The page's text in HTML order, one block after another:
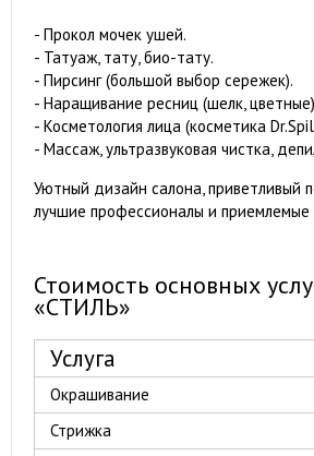
- Прокол мочек ушей.
- Татуаж, тату, био-тату.
- Пирсинг (большой выбор сережек).
- Наращивание ресниц (шелк,
- Косметология лица (косметика
- Массаж, ультразвуковая чистка,
Уютный дизайн салона, приветливый
лучшие профессионалы и
Стоимость основных
«СТИЛЬ»
Услуга
Окрашивание
Стрижка